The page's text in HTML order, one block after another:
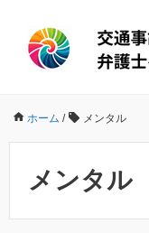
ホーム / メンタル
メンタル